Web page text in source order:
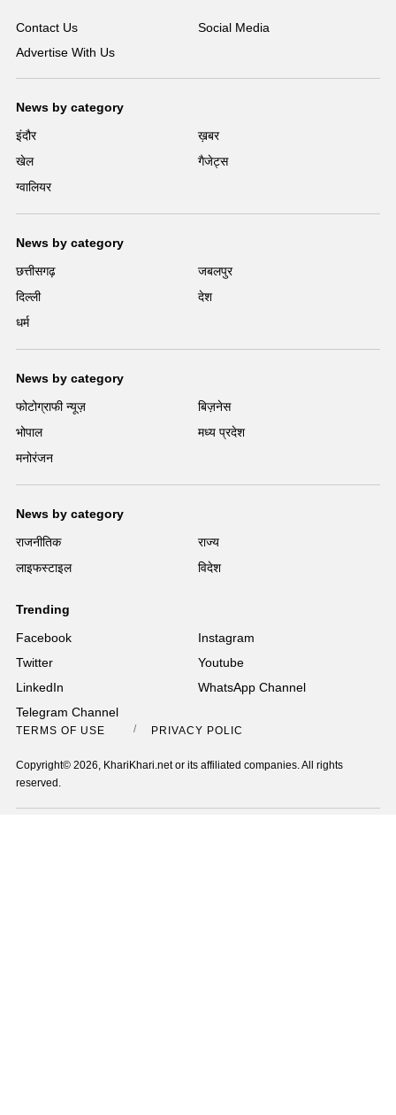
Contact Us
Social Media
Advertise With Us
News by category
इंदौर
ख़बर
खेल
गैजेट्स
ग्वालियर
News by category
छत्तीसगढ़
जबलपुर
दिल्ली
देश
धर्म
News by category
फोटोग्राफी न्यूज़
बिज़नेस
भोपाल
मध्य प्रदेश
मनोरंजन
News by category
राजनीतिक
राज्य
लाइफस्टाइल
विदेश
Trending
Facebook
Instagram
Twitter
Youtube
LinkedIn
WhatsApp Channel
Telegram Channel
TERMS OF USE PRIVACY POLICY
Copyright© 2026, KhariKhari.net or its affiliated companies. All rights
reserved.